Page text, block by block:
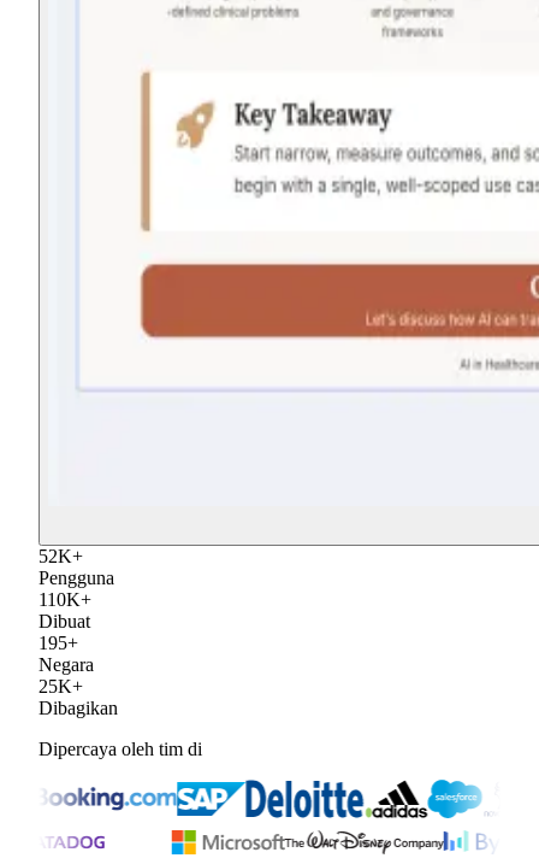
52K+
Pengguna
110K+
Dibuat
195+
Negara
25K+
Dibagikan
Dipercaya oleh tim di